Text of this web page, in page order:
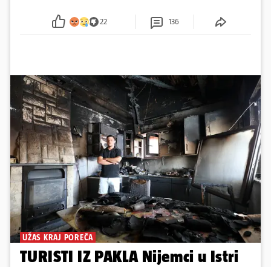
22 136
UŽAS KRAJ POREČA
TURISTI IZ PAKLA Nijemci u Istri